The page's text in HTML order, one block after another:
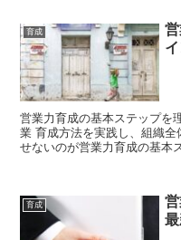
育成
営業力育成の基本ステップを
業 育成方法を実践し、組織
せないのが営業力育成の基本
育成